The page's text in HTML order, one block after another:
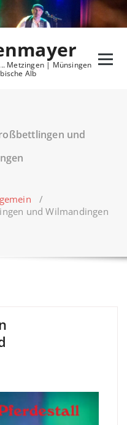
Metzingen | Münsingen
Alb
und
/
und Wilmandingen